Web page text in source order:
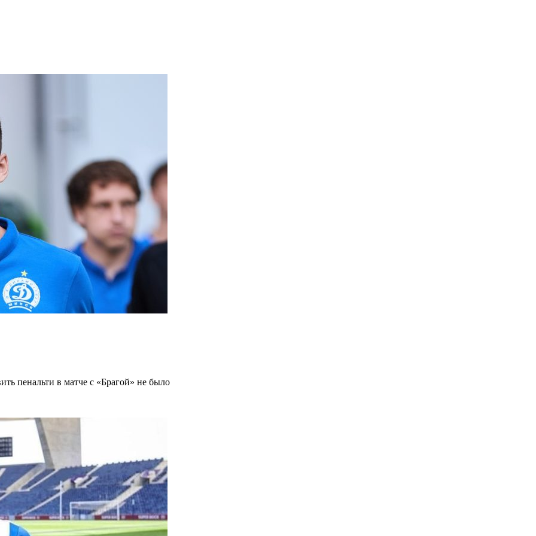
пенальти в матче с «Брагой» не было